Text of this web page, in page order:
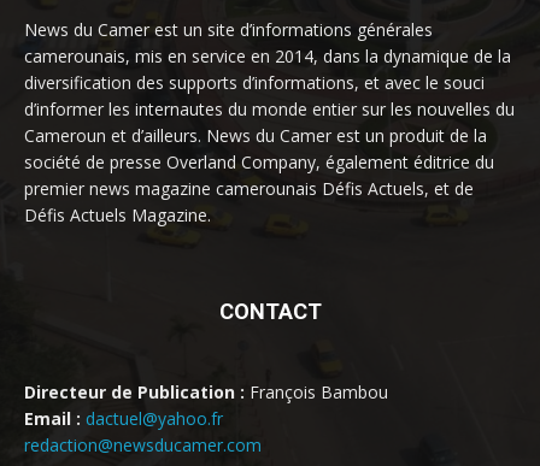
News du Camer est un site d’informations générales
camerounais, mis en service en 2014, dans la dynamique de la
diversification des supports d’informations, et avec le souci
d’informer les internautes du monde entier sur les nouvelles du
Cameroun et d’ailleurs. News du Camer est un produit de la
société de presse Overland Company, également éditrice du
premier news magazine camerounais Défis Actuels, et de
Défis Actuels Magazine.
CONTACT
Directeur de Publication : François Bambou
Email : dactuel@yahoo.fr
redaction@newsducamer.com